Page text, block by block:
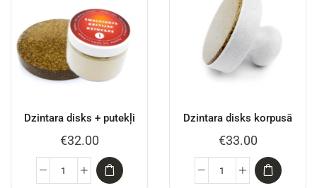
Dzintara disks + putekļi
€32.00
Dzintara disks korpusā
€33.00